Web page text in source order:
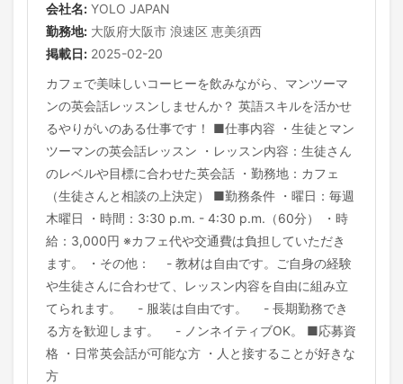
会社名: YOLO JAPAN
勤務地: 大阪府大阪市 浪速区 恵美須西
掲載日: 2025-02-20
カフェで美味しいコーヒーを飲みながら、マンツーマ
ンの英会話レッスンしませんか？ 英語スキルを活かせ
るやりがいのある仕事です！ ■仕事内容 ・生徒とマン
ツーマンの英会話レッスン ・レッスン内容：生徒さん
のレベルや目標に合わせた英会話 ・勤務地：カフェ
（生徒さんと相談の上決定） ■勤務条件 ・曜日：毎週
木曜日 ・時間：3:30 p.m. - 4:30 p.m.（60分） ・時
給：3,000円 ※カフェ代や交通費は負担していただき
ます。 ・その他： - 教材は自由です。ご自身の経験
や生徒さんに合わせて、レッスン内容を自由に組み立
てられます。 - 服装は自由です。 - 長期勤務でき
る方を歓迎します。 - ノンネイティブOK。 ■応募資
格 ・日常英会話が可能な方 ・人と接することが好きな
方